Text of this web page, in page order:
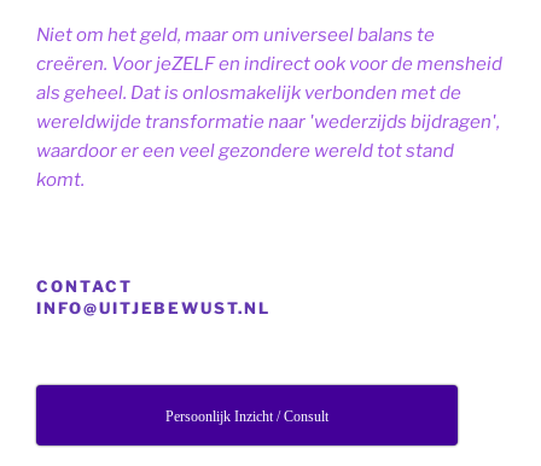
Niet om het geld, maar om universeel balans te
creëren. Voor jeZELF en indirect ook voor de mensheid
als geheel. Dat is onlosmakelijk verbonden met de
wereldwijde transformatie naar 'wederzijds bijdragen',
waardoor er een veel gezondere wereld tot stand
komt.
CONTACT
INFO@UITJEBEWUST.NL
Persoonlijk Inzicht / Consult